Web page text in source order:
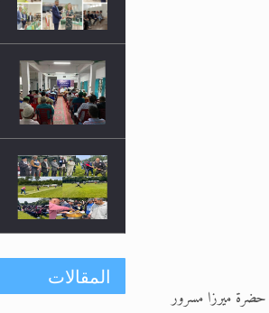
>> المزيد
الخامس حضرة ميرزا مسرور
المقالات